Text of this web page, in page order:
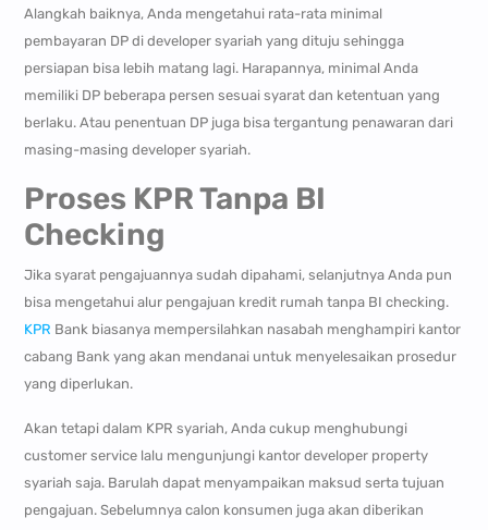
Alangkah baiknya, Anda mengetahui rata-rata minimal
pembayaran DP di developer syariah yang dituju sehingga
persiapan bisa lebih matang lagi. Harapannya, minimal Anda
memiliki DP beberapa persen sesuai syarat dan ketentuan yang
berlaku. Atau penentuan DP juga bisa tergantung penawaran dari
masing-masing developer syariah.
Proses KPR Tanpa BI
Checking
Jika syarat pengajuannya sudah dipahami, selanjutnya Anda pun
bisa mengetahui alur pengajuan kredit rumah tanpa BI checking.
KPR Bank biasanya mempersilahkan nasabah menghampiri kantor
cabang Bank yang akan mendanai untuk menyelesaikan prosedur
yang diperlukan.
Akan tetapi dalam KPR syariah, Anda cukup menghubungi
customer service lalu mengunjungi kantor developer property
syariah saja. Barulah dapat menyampaikan maksud serta tujuan
pengajuan. Sebelumnya calon konsumen juga akan diberikan